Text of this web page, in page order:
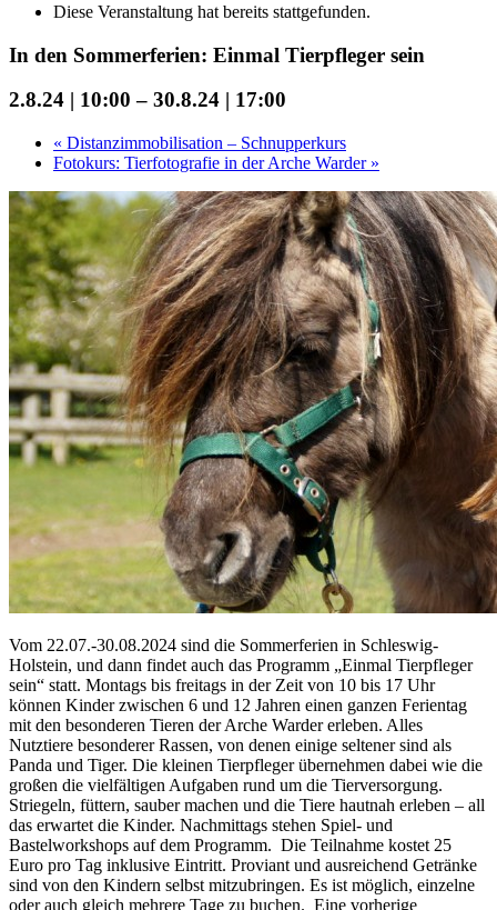
Diese Veranstaltung hat bereits stattgefunden.
In den Sommerferien: Einmal Tierpfleger sein
2.8.24 | 10:00 – 30.8.24 | 17:00
« Distanzimmobilisation – Schnupperkurs
Fotokurs: Tierfotografie in der Arche Warder »
Vom 22.07.-30.08.2024 sind die Sommerferien in Schleswig-
Holstein, und dann findet auch das Programm „Einmal Tierpfleger
sein“ statt. Montags bis freitags in der Zeit von 10 bis 17 Uhr
können Kinder zwischen 6 und 12 Jahren einen ganzen Ferientag
mit den besonderen Tieren der Arche Warder erleben. Alles
Nutztiere besonderer Rassen, von denen einige seltener sind als
Panda und Tiger. Die kleinen Tierpfleger übernehmen dabei wie die
großen die vielfältigen Aufgaben rund um die Tierversorgung.
Striegeln, füttern, sauber machen und die Tiere hautnah erleben – all
das erwartet die Kinder. Nachmittags stehen Spiel- und
Bastelworkshops auf dem Programm. Die Teilnahme kostet 25
Euro pro Tag inklusive Eintritt. Proviant und ausreichend Getränke
sind von den Kindern selbst mitzubringen. Es ist möglich, einzelne
oder auch gleich mehrere Tage zu buchen. Eine vorherige